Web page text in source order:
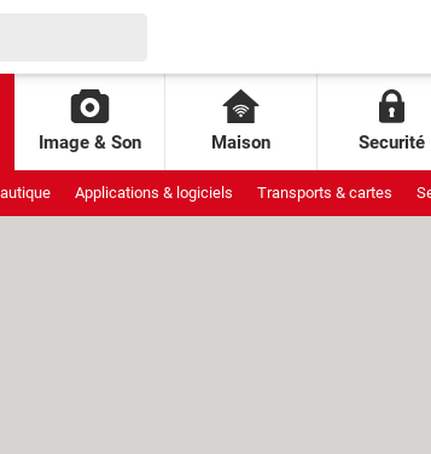
Image & Son Maison Securité
Applications & logiciels Transports & cartes